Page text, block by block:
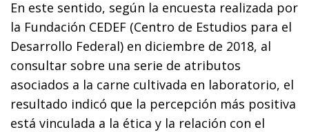
En este sentido, según la encuesta realizada por
la Fundación CEDEF (Centro de Estudios para el
Desarrollo Federal) en diciembre de 2018, al
consultar sobre una serie de atributos
asociados a la carne cultivada en laboratorio, el
resultado indicó que la percepción más positiva
está vinculada a la ética y la relación con el